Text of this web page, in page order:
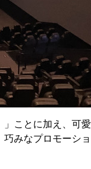
ことに加え、可
みなプロモーシ